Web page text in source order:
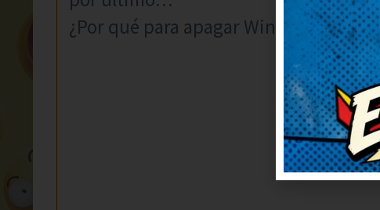
¿Por qué para apagar Windows hay